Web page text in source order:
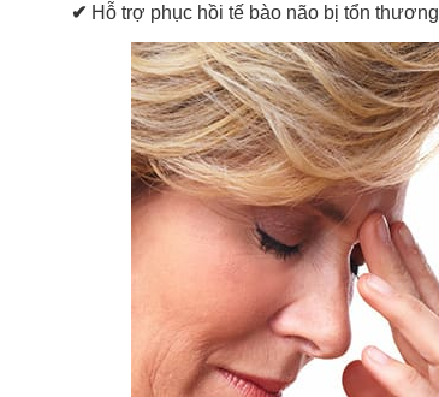
✔ Hỗ trợ phục hồi tế bào não bị tổn thương